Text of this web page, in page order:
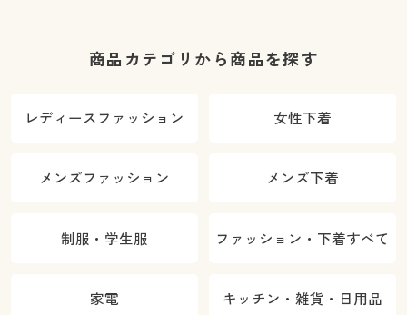
商品カテゴリから商品を探す
レディースファッション 女性下着
メンズファッション メンズ下着
制服・学生服 ファッション・下着すべて
家電 キッチン・雑貨・日用品